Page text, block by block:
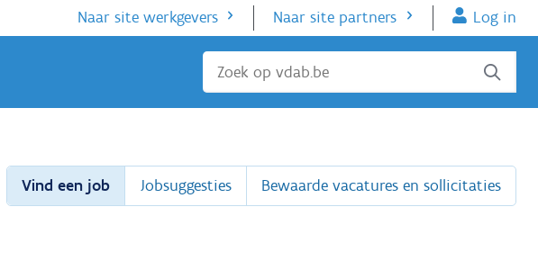
Naar site werkgevers Naar site partners Log in
Sluiten
Vind een job Jobsuggesties Bewaarde vacatures en sollicitaties